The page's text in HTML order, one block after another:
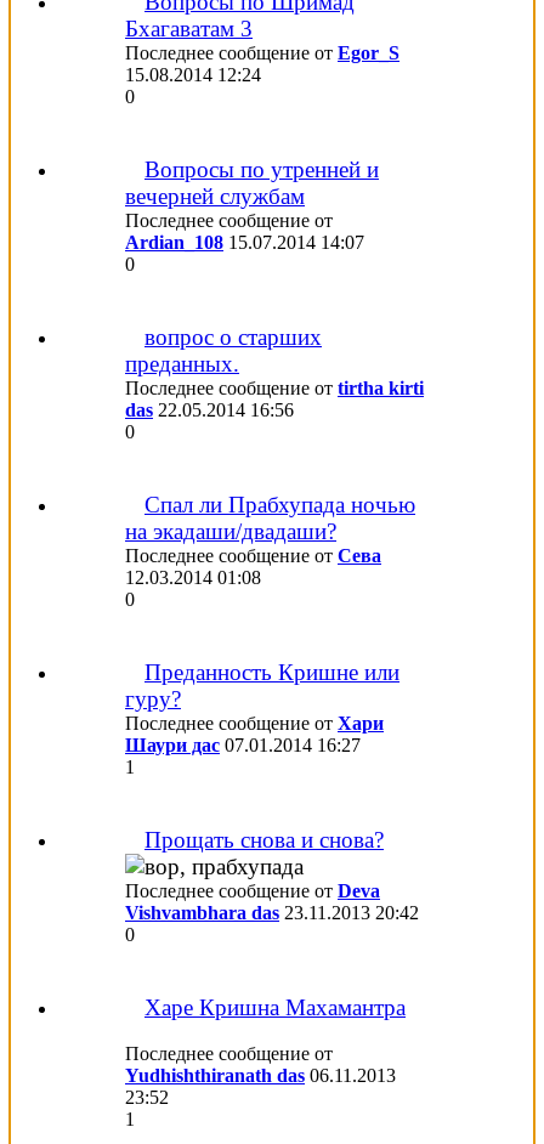
Бхагаватам 3
Последнее сообщение от Egor_S
15.08.2014 12:24
0
Вопросы по утренней и
вечерней службам
Последнее сообщение от
Ardian_108 15.07.2014 14:07
0
вопрос о старших
преданных.
Последнее сообщение от tirtha kirti
das 22.05.2014 16:56
0
Спал ли Прабхупада ночью
на экадаши/двадаши?
Последнее сообщение от Сева
12.03.2014 01:08
0
Преданность Кришне или
гуру?
Последнее сообщение от Хари
Шаури дас 07.01.2014 16:27
1
Прощать снова и снова?
Последнее сообщение от Deva
Vishvambhara das 23.11.2013 20:42
0
Харе Кришна Махамантра
Последнее сообщение от
Yudhishthiranath das 06.11.2013
23:52
1